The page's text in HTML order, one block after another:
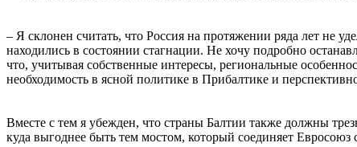
– Я склонен считать, что Россия на протяжении ряда лет не
находились в состоянии стагнации. Не хочу подробно
что, учитывая собственные интересы, региональные
необходимость в ясной политике в Прибалтике и
Вместе с тем я убежден, что страны Балтии также должны
куда выгоднее быть тем мостом, который соединяет